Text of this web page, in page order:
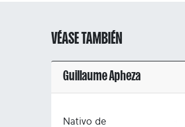
VÉASE TAMBIÉN
Guillaume Apheza
Nativo de